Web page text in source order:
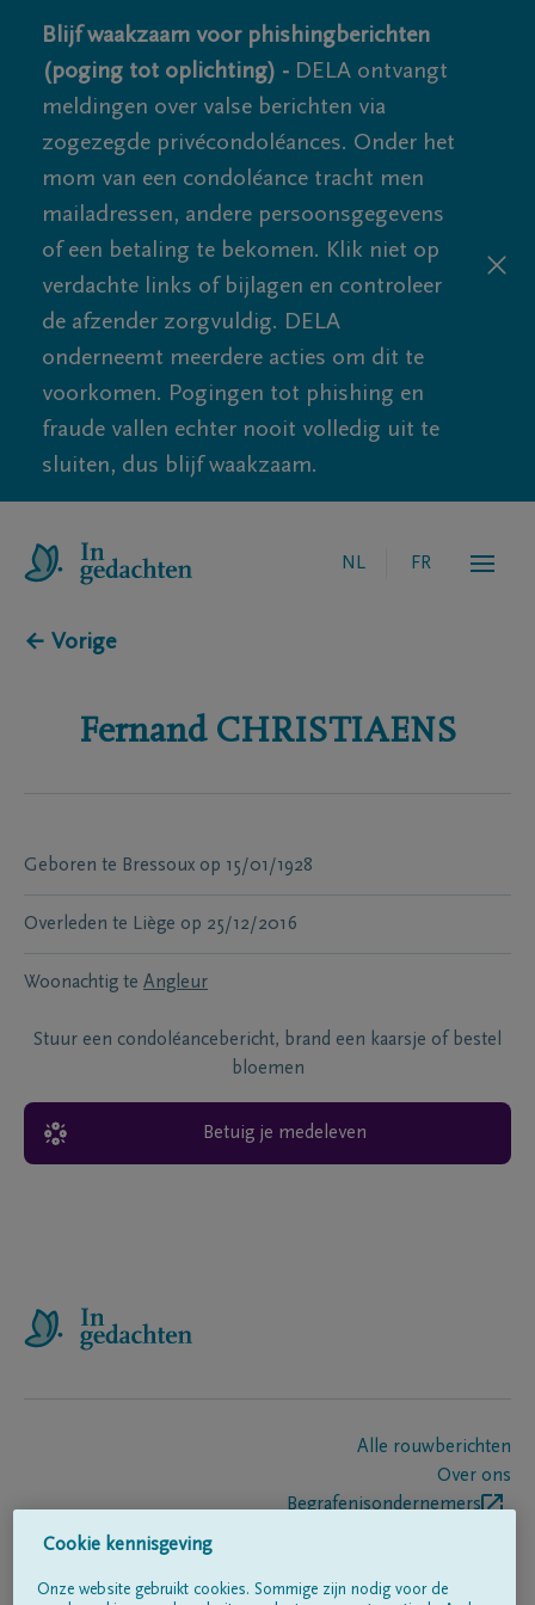
Blijf waakzaam voor phishingberichten
(poging tot oplichting) - DELA ontvangt
meldingen over valse berichten via
zogezegde privécondoléances. Onder het
mom van een condoléance tracht men
mailadressen, andere persoonsgegevens
of een betaling te bekomen. Klik niet op
verdachte links of bijlagen en controleer
de afzender zorgvuldig. DELA
onderneemt meerdere acties om dit te
voorkomen. Pogingen tot phishing en
fraude vallen echter nooit volledig uit te
sluiten, dus blijf waakzaam.
NL FR
← Vorige
Fernand CHRISTIAENS
Geboren te Bressoux op 15/01/1928
Overleden te Liège op 25/12/2016
Woonachtig te Angleur
Stuur een condoléancebericht, brand een kaarsje of bestel
bloemen
Betuig je medeleven
Alle rouwberichten
Over ons
Begrafenisondernemers
Cookie kennisgeving
Onze website gebruikt cookies. Sommige zijn nodig voor de